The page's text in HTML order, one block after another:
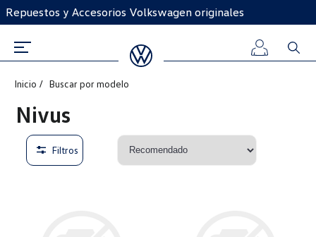
Repuestos y Accesorios Volkswagen originales
Inicio Buscar por modelo
Nivus
Filtros